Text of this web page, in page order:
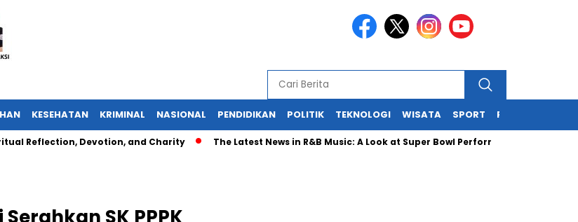
KESEHATAN KRIMINAL NASIONAL PENDIDIKAN POLITIK TEKNOLOGI WISATA SPORT REDAKSI
Devotion, and Charity The Latest News in R&B Music: A Look at Super Bowl Performances, New Albums,